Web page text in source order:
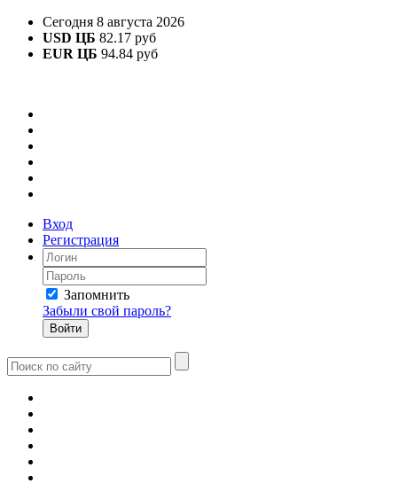
Сегодня 8 августа 2026
USD ЦБ 82.17 руб
EUR ЦБ 94.84 руб
Вход
Регистрация
Запомнить
Забыли свой пароль?